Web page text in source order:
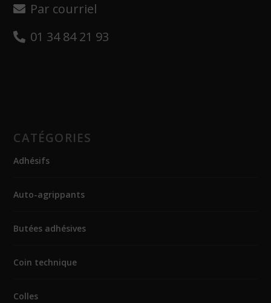
Par courriel
01 34 84 21 93
CATÉGORIES
Adhésifs
Auto-agrippants
Butées adhésives
Coin technique
Colles